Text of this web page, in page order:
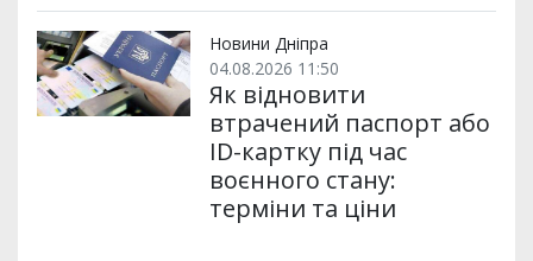
Новини Дніпра
04.08.2026 11:50
Як відновити
втрачений паспорт або
ID-картку під час
воєнного стану:
терміни та ціни